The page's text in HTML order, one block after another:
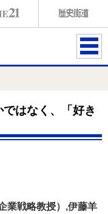
ME
はなく、「好き
業戦略教授）,伊藤羊